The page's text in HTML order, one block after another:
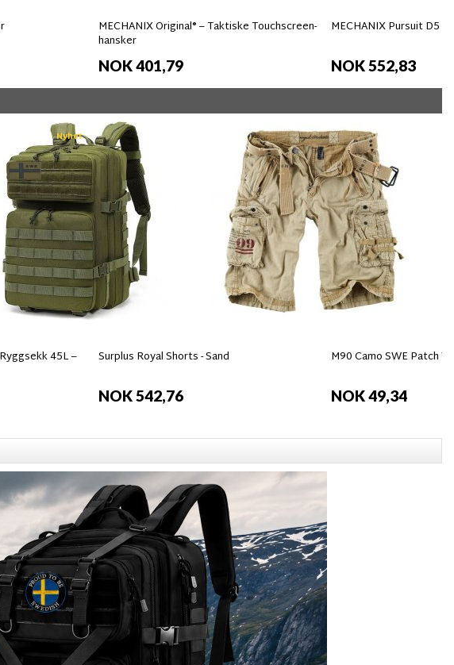
MECHANIX Original® – Taktiske Touchscreen-
hansker
NOK 401,79
MECHANIX Pursuit D5
NOK 552,83
Nyhet
45L – Surplus Royal Shorts - Sand
NOK 542,76
M90 Camo SWE Patch
NOK 49,34